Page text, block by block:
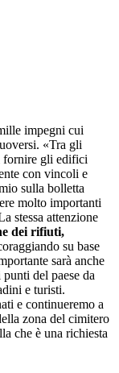
impegni cui
«Tra gli
fornire gli edifici
con vincoli e
sulla bolletta
molto importanti
stessa attenzione
dei rifiuti,
su base
sarà anche
del paese da
e turisti.
e continueremo a
zona del cimitero
che è una richiesta